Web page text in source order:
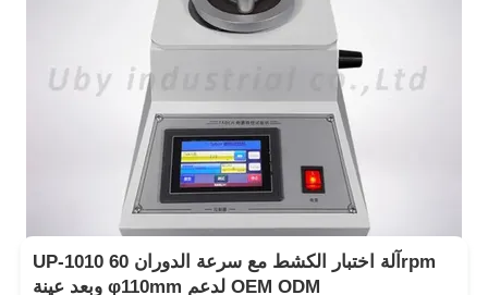
UP-1010 آلة اختبار الكشط مع سرعة الدوران 60rpm
وبعد عينة φ110mm لدعم OEM ODM